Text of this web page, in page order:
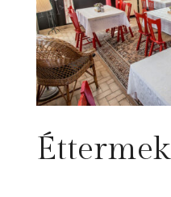
Éttermek